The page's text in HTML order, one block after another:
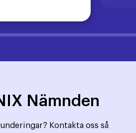
Nämnden
Kontakta oss så